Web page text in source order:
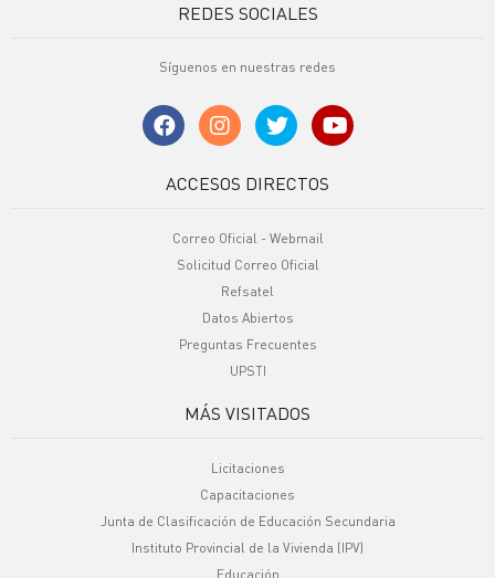
REDES SOCIALES
Síguenos en nuestras redes
ACCESOS DIRECTOS
Correo Oficial - Webmail
Solicitud Correo Oficial
Refsatel
Datos Abiertos
Preguntas Frecuentes
UPSTI
MÁS VISITADOS
Licitaciones
Capacitaciones
Junta de Clasificación de Educación Secundaria
Instituto Provincial de la Vivienda (IPV)
Educación